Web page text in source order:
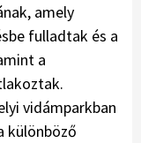
amely
fulladtak és a
a
vidámparkban
különböző